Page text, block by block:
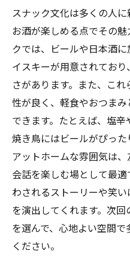
スナック文化は多くの人
お酒が楽しめる点でその
クでは、ビールや日本酒
イスキーが用意されてお
さがあります。また、こ
性が良く、軽食やおつま
できます。たとえば、塩
焼き鳥にはビールがぴっ
アットホームな雰囲気は
会話を楽しむ場として最
わされるストーリーや笑
を演出してくれます。次
を選んで、心地よい空間
ください。